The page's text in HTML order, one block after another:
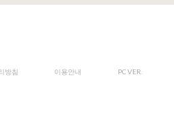
방침 이용안내 PC VER.